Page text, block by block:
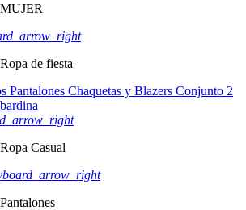
MUJER
Ropa de fiesta
Pantalones Chaquetas y Blazers Conjunto 2
Ropa Casual
Pantalones